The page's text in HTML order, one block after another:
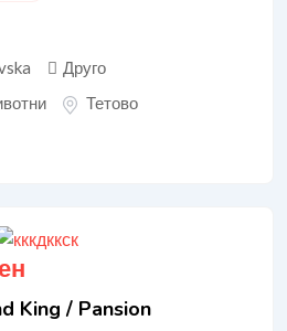
Друго
Тетово
King / Pansion